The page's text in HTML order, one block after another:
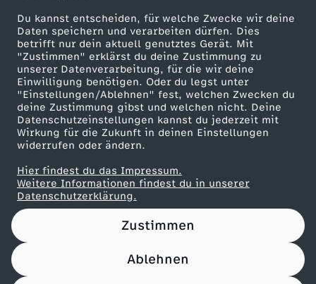
Du kannst entscheiden, für welche Zwecke wir deine
Daten speichern und verarbeiten dürfen. Dies
betrifft nur dein aktuell genutztes Gerät. Mit
"Zustimmen" erklärst du deine Zustimmung zu
unserer Datenverarbeitung, für die wir deine
Einwilligung benötigen. Oder du legst unter
"Einstellungen/Ablehnen" fest, welchen Zwecken du
deine Zustimmung gibst und welchen nicht. Deine
Datenschutzeinstellungen kannst du jederzeit mit
Wirkung für die Zukunft in deinen Einstellungen
widerrufen oder ändern.
Hier findest du das Impressum.
Weitere Informationen findest du in unserer
Datenschutzerklärung.
Zustimmen
Ablehnen
ZDF goes Schule
Werbefernsehen
Mainzelmännchen
Partner
Nutzungsbedingungen